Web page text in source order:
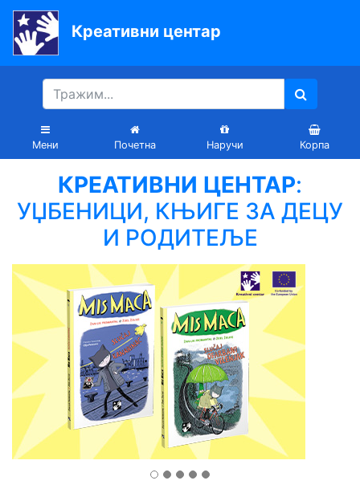
Креативни центар
Мени Почетна Наручи Корпа
Почетна
Књиге
Уџбеници
вртиће
Лектира
Блог
Latinica
Мој
налог
КРЕАТИВНИ ЦЕНТАР:
УЏБЕНИЦИ, КЊИГЕ ЗА ДЕЦУ
И РОДИТЕЉЕ
Previous